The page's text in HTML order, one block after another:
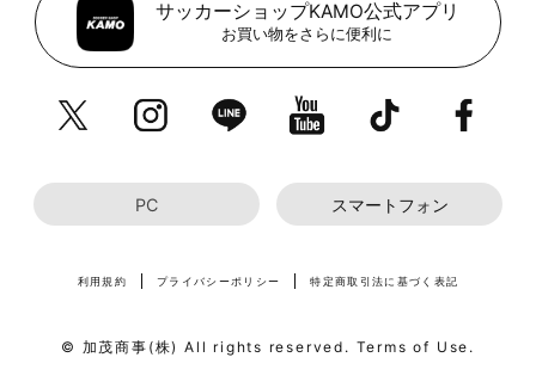
サッカーショップKAMO公式アプリ
お買い物をさらに便利に
PC スマートフォン
利用規約 プライバシーポリシー 特定商取引法に基づく表記
© 加茂商事(株) All rights reserved. Terms of Use.